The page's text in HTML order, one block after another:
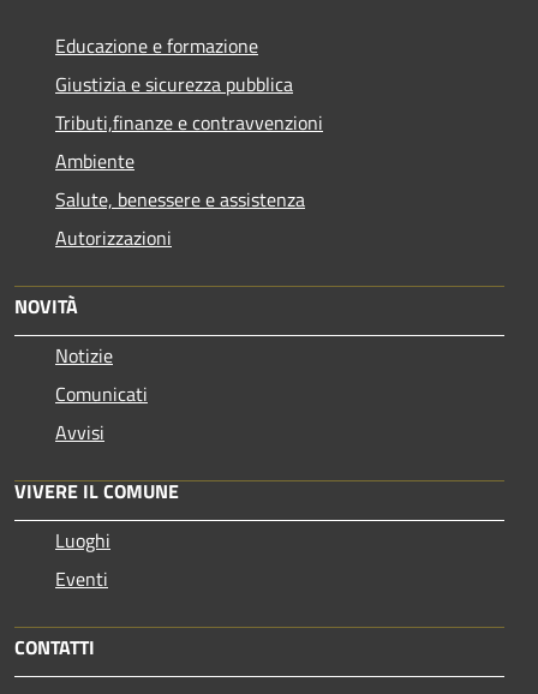
Educazione e formazione
Giustizia e sicurezza pubblica
Tributi,finanze e contravvenzioni
Ambiente
Salute, benessere e assistenza
Autorizzazioni
NOVITÀ
Notizie
Comunicati
Avvisi
VIVERE IL COMUNE
Luoghi
Eventi
CONTATTI